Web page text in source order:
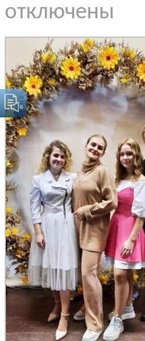
отключены